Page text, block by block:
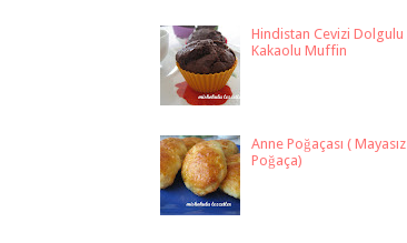
Hindistan Cevizi Dolgulu
Kakaolu Muffin
Anne Poğaçası ( Mayasız
Poğaça)